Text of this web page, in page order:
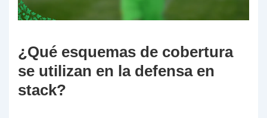
¿Qué esquemas de cobertura
se utilizan en la defensa en
stack?